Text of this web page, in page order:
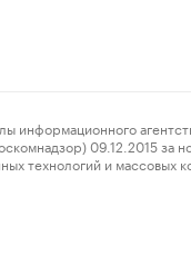
09.12.2015
технологий и